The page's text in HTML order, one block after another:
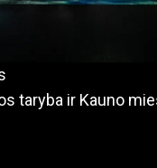
taryba ir Kauno